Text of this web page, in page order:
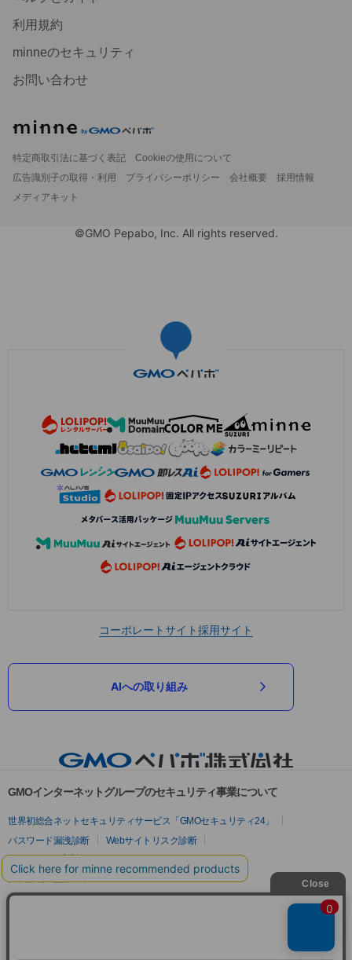
利用規約
minneのセキュリティ
お問い合わせ
特定商取引法に基づく表記
Cookieの使用について
広告識別子の取得・利用
プライバシーポリシー 会社概要
採用情報
メディアキット
©GMO Pepabo, Inc. All rights reserved.
コーポレートサイト採用サイト
AIへの取り組み
GMOインターネットグループのセキュリティ事業について
世界初総合ネットセキュリティサービス「GMOセキュリティ24」
パスワード漏洩診断
Webサイトリスク診断
セキュリティ相談AIチャットボット
実在証明・盗聴対策
サイバー攻撃対策（GMOサイバーセキュリティ byイエラエ）